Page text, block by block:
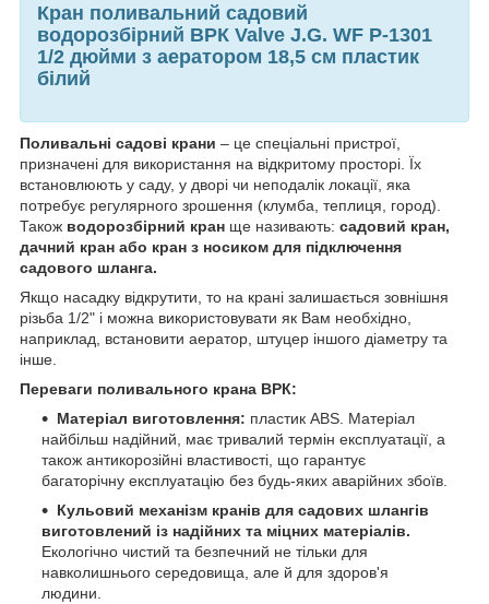
Кран поливальний садовий
водорозбірний ВРК Valve J.G. WF Р-1301
1/2 дюйми з аератором 18,5 см пластик
білий
Поливальні садові крани – це спеціальні пристрої,
призначені для використання на відкритому просторі. Їх
встановлюють у саду, у дворі чи неподалік локації, яка
потребує регулярного зрошення (клумба, теплиця, город).
Також водорозбірний кран ще називають: садовий кран,
дачний кран або кран з носиком для підключення
садового шланга.
Якщо насадку відкрутити, то на крані залишається зовнішня
різьба 1/2" і можна використовувати як Вам необхідно,
наприклад, встановити аератор, штуцер іншого діаметру та
інше.
Переваги поливального крана ВРК:
Матеріал виготовлення: пластик ABS. Матеріал
найбільш надійний, має тривалий термін експлуатації, а
також антикорозійні властивості, що гарантує
багаторічну експлуатацію без будь-яких аварійних збоїв.
Кульовий механізм кранів для садових шлангів
виготовлений із надійних та міцних матеріалів.
Екологічно чистий та безпечний не тільки для
навколишнього середовища, але й для здоров'я
людини.